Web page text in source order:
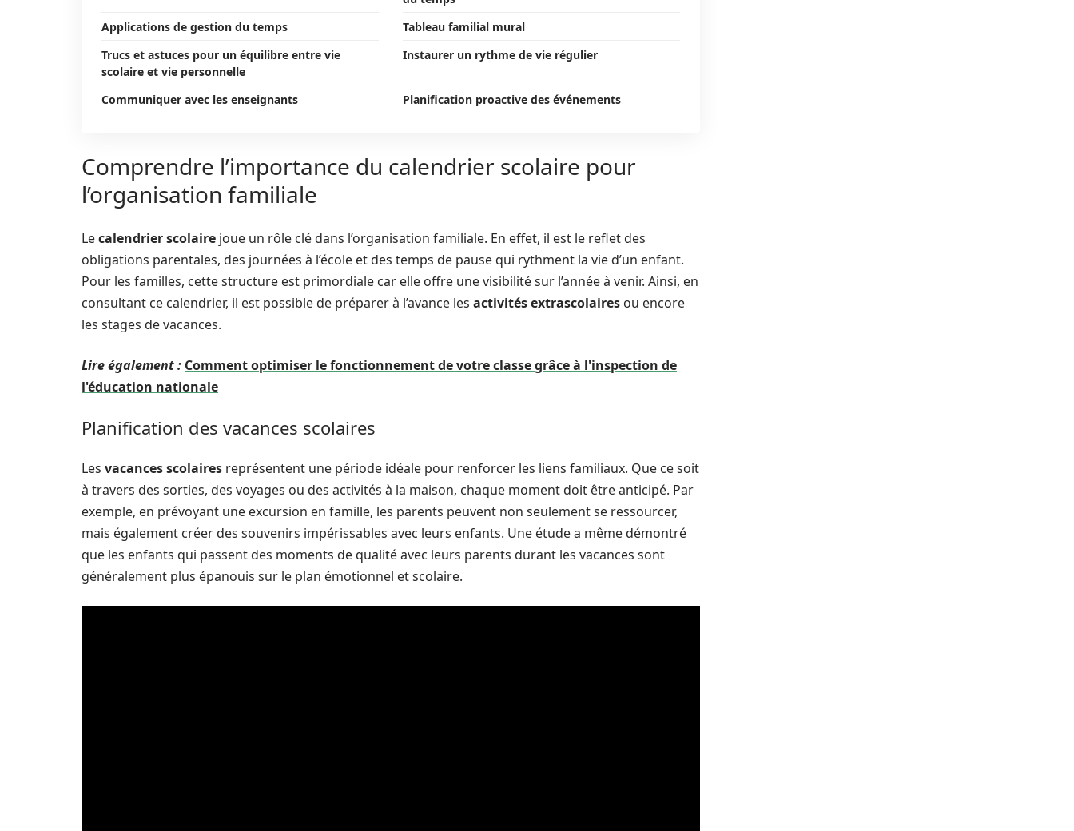
Applications de gestion du temps
Tableau familial mural
Trucs et astuces pour un équilibre entre vie
scolaire et vie personnelle
Instaurer un rythme de vie régulier
Communiquer avec les enseignants Planification proactive des événements
Comprendre l’importance du calendrier scolaire pour
l’organisation familiale
Lecalendrier scolaire joue un rôle clé dans l’organisation familiale. En effet, il est le reflet des
obligations parentales, des journées à l’école et des temps de pause qui rythment la vie d’un enfant.
Pour les familles, cette structure est primordiale car elle offre une visibilité sur l’année à venir. Ainsi, en
consultant ce calendrier, il est possible de préparer à l’avance les activités extrascolaires ou encore
les stages de vacances.
Lire également : Comment optimiser le fonctionnement de votre classe grâce à l'inspection de
l'éducation nationale
Planification des vacances scolaires
Les vacances scolaires représentent une période idéale pour renforcer les liens familiaux. Que ce soit
à travers des sorties, des voyages ou des activités à la maison, chaque moment doit être anticipé. Par
exemple, en prévoyant une excursion en famille, les parents peuvent non seulement se ressourcer,
mais également créer des souvenirs impérissables avec leurs enfants. Une étude a même démontré
que les enfants qui passent des moments de qualité avec leurs parents durant les vacances sont
généralement plus épanouis sur le plan émotionnel et scolaire.